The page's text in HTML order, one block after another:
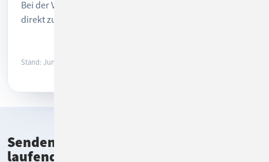
Bei der Vorgangsbearbeitung anfallende Arbeitsschritte
direkt zuweisen und abhaken.
Stand: Juni 2026 · Inhalte können sich ändern
Senden Sie uns Ihr Feedback für
laufende Verbesserungen